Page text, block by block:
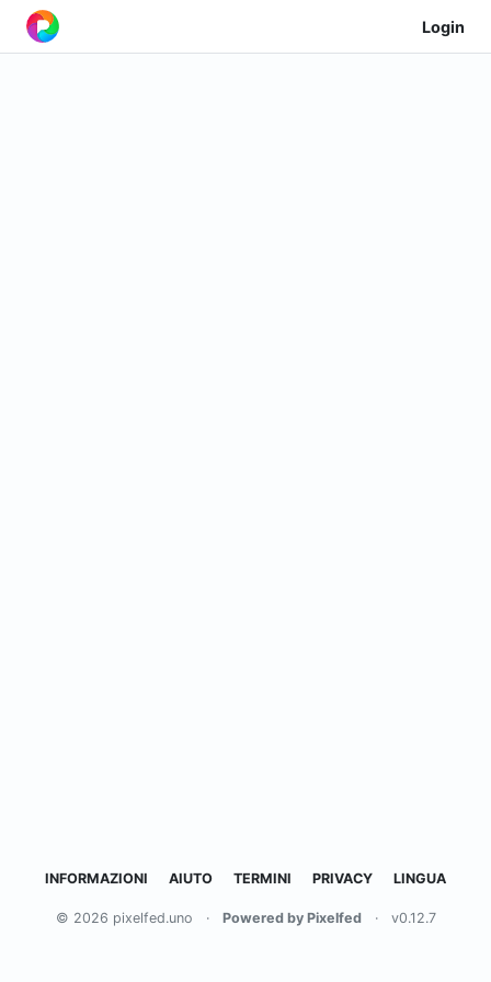
Login
INFORMAZIONI AIUTO TERMINI PRIVACY LINGUA
© 2026 pixelfed.uno · Powered by Pixelfed · v0.12.7